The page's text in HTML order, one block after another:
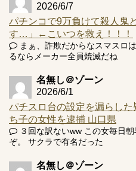
Powered by livedoor 相互RSS
2026/6/7
パチンコで9万負けて殺人鬼
す…」←こいつを救え！！！
まぁ、詐欺だからなスマスロ
るならメーカー全員焼滅だね
名無し＠ゾーン
2026/6/1
パチスロ台の設定を漏らし
ち子の女性を逮捕 山口県
３回な訳ないww この女毎日
ぞ。 サクラで有名だった
名無し＠ゾーン